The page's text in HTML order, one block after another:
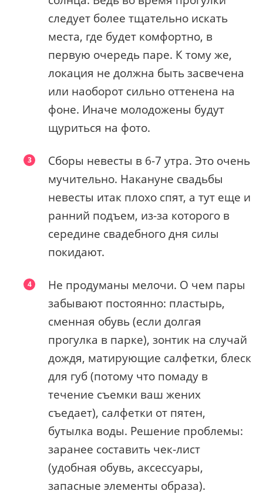
следует более тщательно искать
места, где будет комфортно, в
первую очередь паре. К тому же,
локация не должна быть засвечена
или наоборот сильно оттенена на
фоне. Иначе молодожены будут
щуриться на фото.
Сборы невесты в 6-7 утра. Это очень
мучительно. Накануне свадьбы
невесты итак плохо спят, а тут еще и
ранний подъем, из-за которого в
середине свадебного дня силы
покидают.
Не продуманы мелочи. О чем пары
забывают постоянно: пластырь,
сменная обувь (если долгая
прогулка в парке), зонтик на случай
дождя, матирующие салфетки, блеск
для губ (потому что помаду в
течение съемки ваш жених
съедает), салфетки от пятен,
бутылка воды. Решение проблемы:
заранее составить чек‑лист
(удобная обувь, аксессуары,
запасные элементы образа).